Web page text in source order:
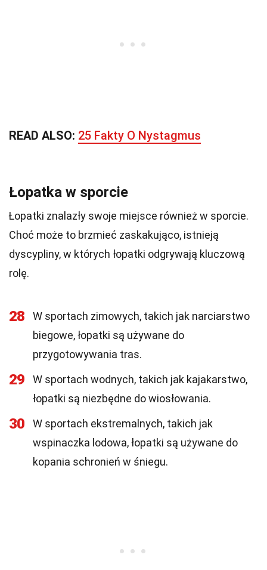
READ ALSO: 25 Fakty O Nystagmus
Łopatka w sporcie
Łopatki znalazły swoje miejsce również w sporcie.
Choć może to brzmieć zaskakująco, istnieją
dyscypliny, w których łopatki odgrywają kluczową
rolę.
28
W sportach zimowych, takich jak narciarstwo
biegowe, łopatki są używane do
przygotowywania tras.
29
W sportach wodnych, takich jak kajakarstwo,
łopatki są niezbędne do wiosłowania.
30
W sportach ekstremalnych, takich jak
wspinaczka lodowa, łopatki są używane do
kopania schronień w śniegu.